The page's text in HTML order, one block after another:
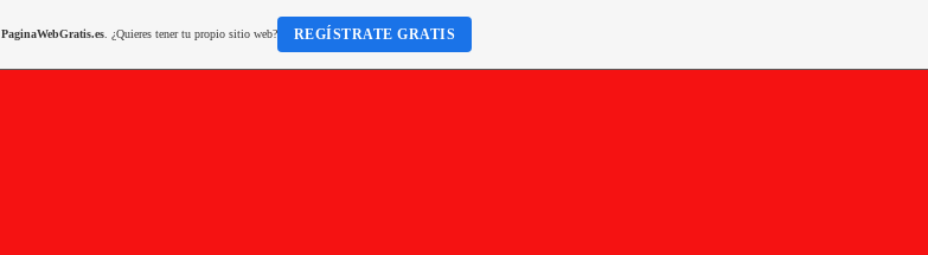
PaginaWebGratis.es. ¿Quieres tener tu propio sitio web? REGÍSTRATE GRATIS